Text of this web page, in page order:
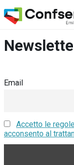
Email
Accetto le
acconsento al